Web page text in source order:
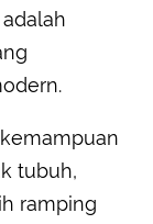
tubuh,
ramping